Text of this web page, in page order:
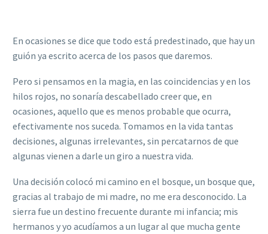
En ocasiones se dice que todo está predestinado, que hay un
guión ya escrito acerca de los pasos que daremos.
Pero si pensamos en la magia, en las coincidencias y en los
hilos rojos, no sonaría descabellado creer que, en
ocasiones, aquello que es menos probable que ocurra,
efectivamente nos suceda. Tomamos en la vida tantas
decisiones, algunas irrelevantes, sin percatarnos de que
algunas vienen a darle un giro a nuestra vida.
Una decisión colocó mi camino en el bosque, un bosque que,
gracias al trabajo de mi madre, no me era desconocido. La
sierra fue un destino frecuente durante mi infancia; mis
hermanos y yo acudíamos a un lugar al que mucha gente